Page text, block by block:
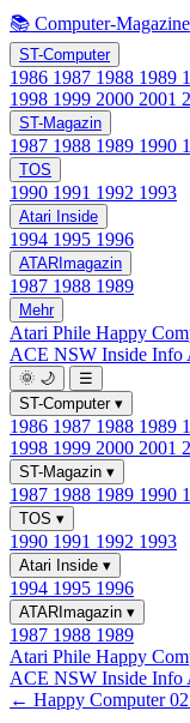
📚 Computer-Magazine
ST-Computer
1986 1987 1988 1989
1998 1999 2000 2001
ST-Magazin
1987 1988 1989 1990
TOS
1990 1991 1992 1993
Atari Inside
1994 1995 1996
ATARImagazin
1987 1988 1989
Mehr
Atari Phile Happy
ACE NSW Inside Info
🌞 🌙
☰
ST-Computer ▾
1986 1987 1988 1989
1998 1999 2000 2001
ST-Magazin ▾
1987 1988 1989 1990
TOS ▾
1990 1991 1992 1993
Atari Inside ▾
1994 1995 1996
ATARImagazin ▾
1987 1988 1989
Atari Phile Happy
ACE NSW Inside Info
← Happy Computer